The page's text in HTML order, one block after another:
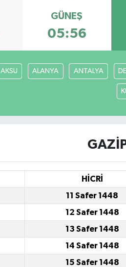
GÜNEŞ
05:56
AKSU ALANYA ANTALYA
HİCRİ
11 Safer 1448
12 Safer 1448
13 Safer 1448
14 Safer 1448
15 Safer 1448